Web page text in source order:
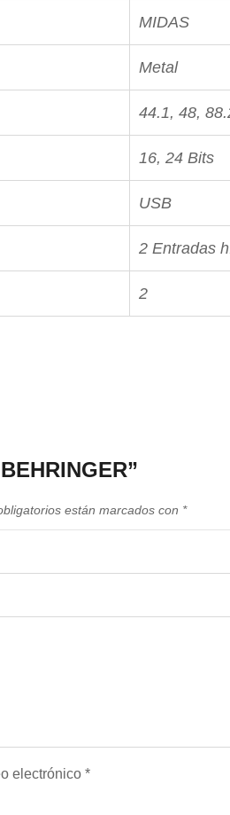
MIDAS
Metal
44.1, 48,
16, 24 Bits
USB
2 Entradas
2
están marcados con *
electrónico*